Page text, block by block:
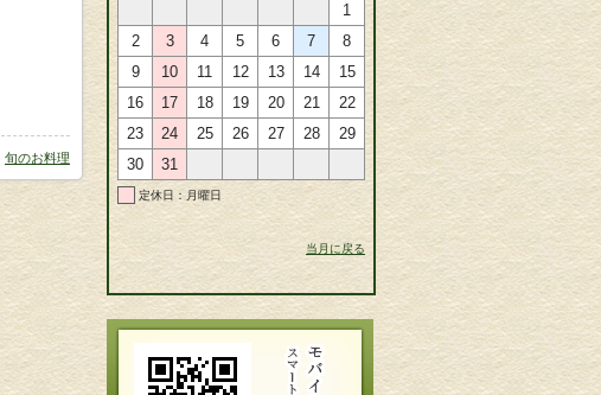
旬のお料理
1
2
3 4 5 6 7
8
9
10 11 12 13 14
15
16
17 18 19 20 21
22
23
24 25 26 27 28
29
30
31
定休日：月曜日
当月に戻る